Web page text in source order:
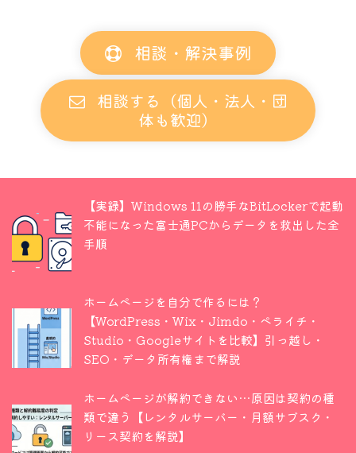
相談・解決事例
相談する（個人・法人・団
体も歓迎）
【実録】Windows 11の勝手なBitLockerで起動
不能になった富士通PCからデータを救出した全
手順
ホームページを自分で作るには？
【WordPress・Wix・Jimdo・ペライチ・
Studio・Googleサイトを比較】引っ越し・
SEO・データ所有権まで解説
ホームページが解約できない…原因は契約の種
類で違う【レンタルサーバー・月額サブスク・
リース契約を解説】